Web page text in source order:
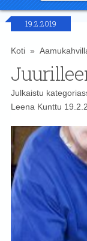
19.2.2019
Koti»
Julkaistu
Leena Kunttu